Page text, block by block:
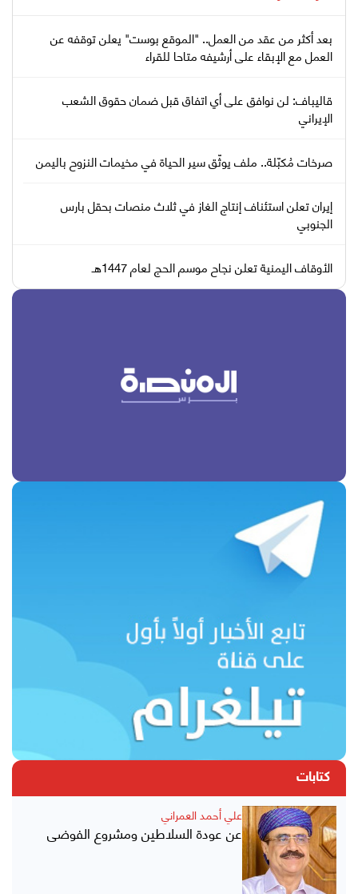
بعد أكثر من عقد من العمل.. "الموقع بوست" يعلن توقفه عن
العمل مع الإبقاء على أرشيفه متاحا للقراء
قاليباف: لن نوافق على أي اتفاق قبل ضمان حقوق الشعب
الإيراني
صرخات مُكبّلة.. ملف يوثّق سير الحياة في مخيمات النزوح باليمن
إيران تعلن استئناف إنتاج الغاز في ثلاث منصات بحقل بارس
الجنوبي
الأوقاف اليمنية تعلن نجاح موسم الحج لعام 1447هـ
كتابات
علي أحمد العمراني
عن عودة السلاطين ومشروع الفوضى